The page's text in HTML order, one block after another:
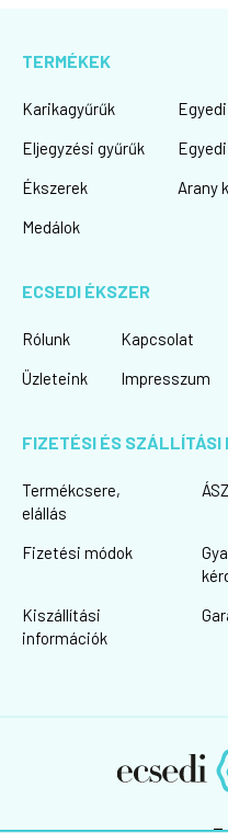
TERMÉKEK
Karikagyűrűk
Eljegyzési gyűrűk
Ékszerek
Medálok
Arany
ECSEDI ÉKSZER
Rólunk
Üzleteink
Kapcsolat
Impresszum
FIZETÉSI ÉS SZÁLLÍTÁSI
Termékcsere,
elállás
Fizetési módok
Kiszállítási
információk